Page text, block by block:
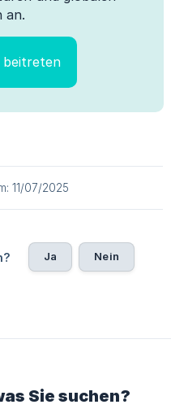
an.
11/07/2025
Ja Nein
Sie suchen?